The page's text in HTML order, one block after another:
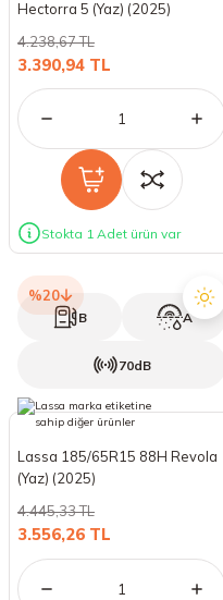
Hectorra 5 (Yaz) (2025)
3.390,94 TL
4.238,67 TL
Stokta 1 Adet ürün var
%20
B A
70dB
Lassa 185/65R15 88H Revola
(Yaz) (2025)
3.556,26 TL
4.445,33 TL